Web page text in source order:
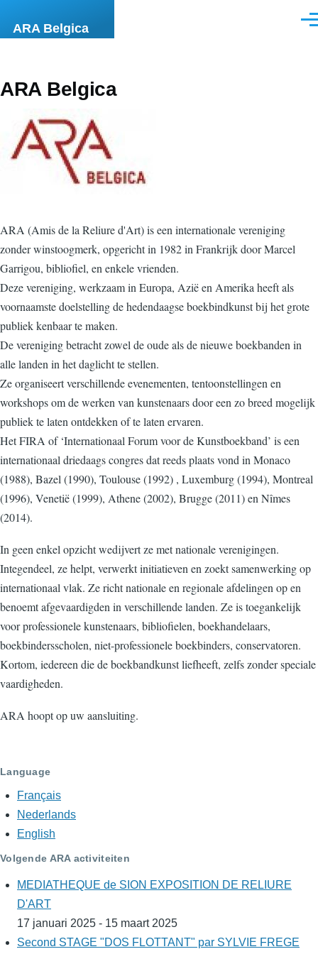
ARA Belgica
ARA Belgica
ARA (Amis de la Reliure d'Art) is een internationale vereniging
zonder winstoogmerk, opgericht in 1982 in Frankrijk door Marcel
Garrigou, bibliofiel, en enkele vrienden.
Deze vereniging, werkzaam in Europa, Azië en Amerika heeft als
voornaamste doelstelling de hedendaagse boekbindkunst bij het grote
publiek kenbaar te maken.
De vereniging betracht zowel de oude als de nieuwe boekbanden in
alle landen in het daglicht te stellen.
Ze organiseert verschillende evenementen, tentoonstellingen en
workshops om de werken van kunstenaars door een zo breed mogelijk
publiek te laten ontdekken of te laten ervaren.
Het FIRA of ‘Internationaal Forum voor de Kunstboekband’ is een
internationaal driedaags congres dat reeds plaats vond in Monaco
(1988), Bazel (1990), Toulouse (1992) , Luxemburg (1994), Montreal
(1996), Venetië (1999), Athene (2002), Brugge (2011) en Nîmes
(2014).
In geen enkel opzicht wedijvert ze met nationale verenigingen.
Integendeel, ze helpt, verwerkt initiatieven en zoekt samenwerking op
internationaal vlak. Ze richt nationale en regionale afdelingen op en
benoemt afgevaardigden in verschillende landen. Ze is toegankelijk
voor professionele kunstenaars, bibliofielen, boekhandelaars,
boekbindersscholen, niet-professionele boekbinders, conservatoren.
Kortom, iedereen die de boekbandkunst liefheeft, zelfs zonder speciale
vaardigheden.
ARA hoopt op uw aansluiting.
Language
Français
Nederlands
English
Volgende ARA activiteiten
MEDIATHEQUE de SION EXPOSITION DE RELIURE
D'ART
17 januari 2025 - 15 maart 2025
Second STAGE "DOS FLOTTANT" par SYLVIE FREGE